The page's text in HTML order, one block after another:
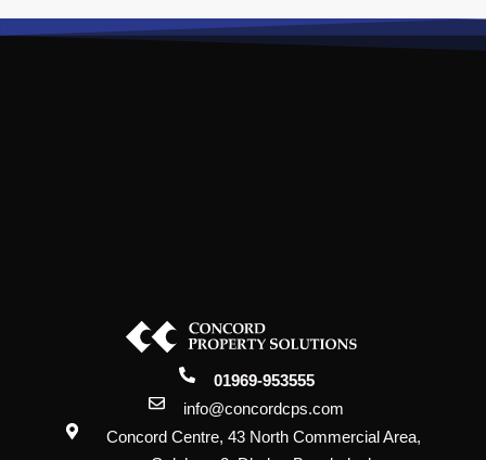
01969-953555
info@concordcps.com
Concord Centre, 43 North Commercial Area,